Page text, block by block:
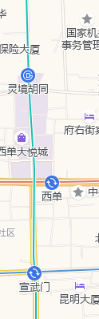
服务
智慧物流API服务接口
信息查询
公交信息
路况查询
交通态势情况
路径规划
路径规划等能力